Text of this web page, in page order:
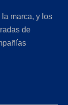
la marca, y los
de